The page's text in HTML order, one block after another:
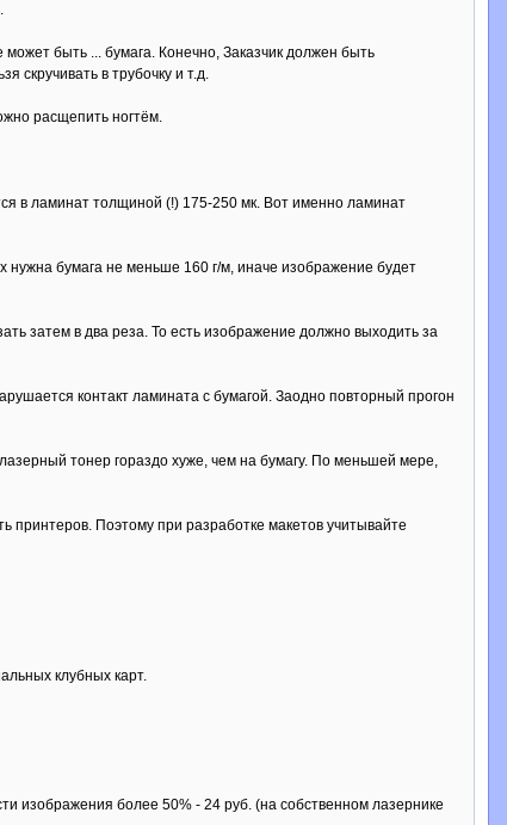
может быть ... бумага. Конечно, Заказчик должен быть
скручивать в трубочку и т.д.
расщепить ногтём.
в ламинат толщиной (!) 175-250 мк. Вот именно ламинат
нужна бумага не меньше 160 г/м, иначе изображение будет
затем в два реза. То есть изображение должно выходить за
контакт ламината с бумагой. Заодно повторный прогон
тонер гораздо хуже, чем на бумагу. По меньшей мере,
принтеров. Поэтому при разработке макетов учитывайте
клубных карт.
изображения более 50% - 24 руб. (на собственном лазернике